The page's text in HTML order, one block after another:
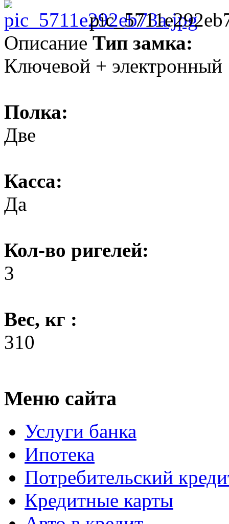
Описание Тип замка:
Ключевой + электронный
Полка:
Две
Касса:
Да
Кол-во ригелей:
3
Вес, кг :
310
Меню сайта
Услуги банка
Ипотека
Потребительский
Кредитные карты